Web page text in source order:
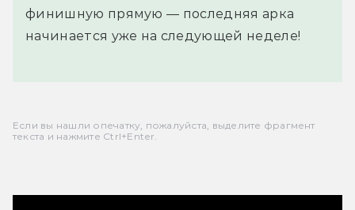
финишную прямую — последняя арка
начинается уже на следующей неделе!
Если вы нашли опечатку, пожалуйста, выделите фрагмент
текста и нажмите Ctrl+Enter.